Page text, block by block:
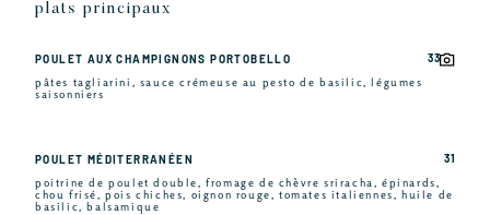
plats principaux
POULET AUX CHAMPIGNONS PORTOBELLO
pâtes tagliarini, sauce crémeuse au pesto de basilic, légumes
saisonniers
33
POULET MÉDITERRANÉEN
poitrine de poulet double, fromage de chèvre sriracha, épinards,
chou frisé, pois chiches, oignon rouge, tomates italiennes, huile de
basilic, balsamique
31